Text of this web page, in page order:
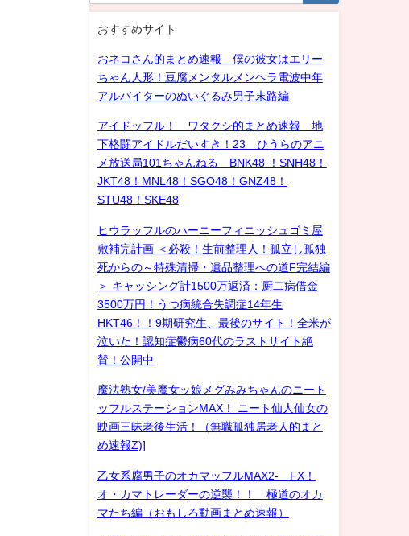
おすすめサイト
おネコさん的まとめ速報 僕の彼女はエリー
ちゃん人形！豆腐メンタルメンヘラ電波中年
アルバイターのぬいぐるみ男子末路編
アイドッフル！ ワタクシ的まとめ速報 地
下格闘アイドルだいすき！23 ひうらのアニ
メ放送局101ちゃんねる BNK48 ！SNH48！
JKT48！MNL48！SGO48！GNZ48！
STU48！SKE48
ヒウラッフルのハーニーフィニッシュゴミ屋
敷補完計画 ＜必殺！生前整理人！孤立し孤独
死からの～特殊清掃・遺品整理への道F完結編
＞ キャッシング計1500万返済：厨二病借金
3500万円！うつ病統合失調症14年生
HKT46！！9期研究生、最後のサイト！全米が
泣いた！認知症鬱病60代のラストサイト絶
賛！公開中
魔法熟女/美魔女ッ娘メグみみちゃんのニート
ッフルステーションMAX！ ニート仙人仙女の
映画三昧老後生活！（無職孤独居老人的まと
め速報Z)]
乙女系腐男子のオカマッフルMAX2- FX！
オ・カマトレーダーの逆襲！！ 極道のオカ
マたち編（おもしろ動画まとめ速報）